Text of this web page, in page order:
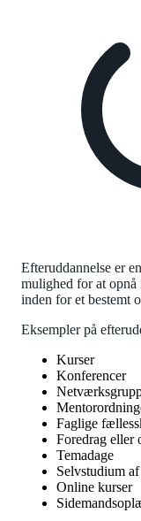
Efteruddannelse er
mulighed for at opnå
inden for et bestemt
Eksempler på
Kurser
Konferencer
Faglige
Foredrag eller
Temadage
Selvstudium
Online kurser